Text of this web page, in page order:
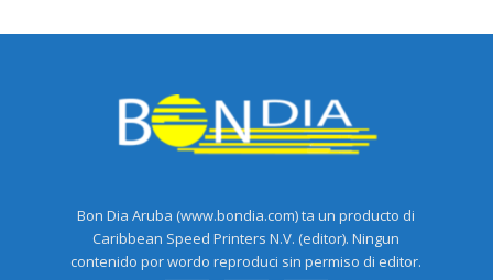
Bon Dia Aruba (www.bondia.com) ta un producto di
Caribbean Speed Printers N.V. (editor). Ningun
contenido por wordo reproduci sin permiso di editor.